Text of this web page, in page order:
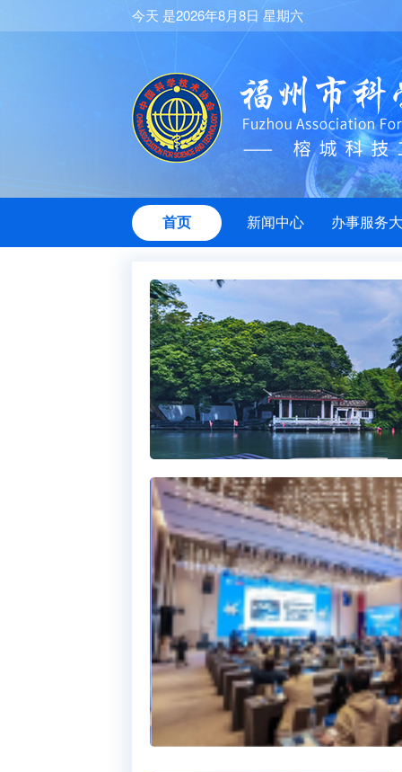
今天 是2026年8月8日 星期六
首页 新闻中心 办事服务